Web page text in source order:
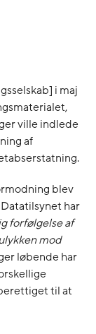
i maj
ville indlede
af
blev
har
forfølgelse af
mod
løbende har
til at